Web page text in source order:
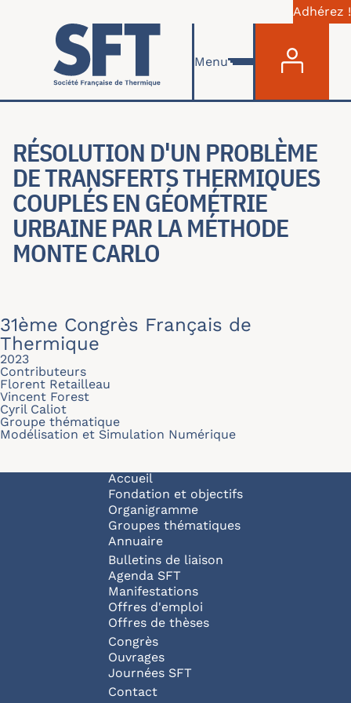
Aller au contenu principal
Adhérez !
Menu
RÉSOLUTION D'UN PROBLÈME
DE TRANSFERTS THERMIQUES
COUPLÉS EN GÉOMÉTRIE
URBAINE PAR LA MÉTHODE
MONTE CARLO
31ème Congrès Français de
Thermique
2023
Contributeurs
Florent Retailleau
Vincent Forest
Cyril Caliot
Groupe thématique
Modélisation et Simulation Numérique
Navigation principale
Accueil
Fondation et objectifs
Organigramme
Groupes thématiques
Annuaire
Bulletins de liaison
Agenda SFT
Manifestations
Offres d'emploi
Offres de thèses
Congrès
Ouvrages
Journées SFT
Pied de page
Contact